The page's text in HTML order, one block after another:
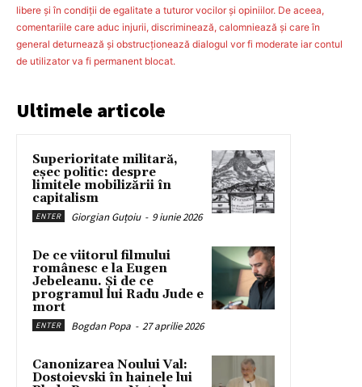
libere şi în condiţii de egalitate a tuturor vocilor şi opiniilor. De aceea,
comentariile care aduc injurii, discriminează, calomniează şi care în
general deturnează şi obstrucţionează dialogul vor fi moderate iar contul
de utilizator va fi permanent blocat.
Ultimele articole
Superioritate militară,
eșec politic: despre
limitele mobilizării în
capitalism
ENTER Giorgian Guțoiu - 9 iunie 2026
De ce viitorul filmului
românesc e la Eugen
Jebeleanu. Și de ce
programul lui Radu Jude e
mort
ENTER Bogdan Popa - 27 aprilie 2026
Canonizarea Noului Val:
Dostoievski în hainele lui